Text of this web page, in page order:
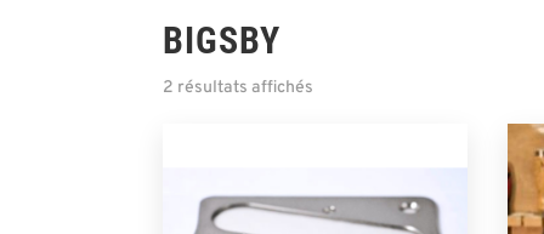
BIGSBY
2 résultats affichés